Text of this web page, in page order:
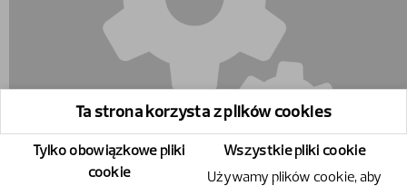
Ta strona korzysta z plików cookies
Tylko obowiązkowe pliki
cookie
Wszystkie pliki cookie
Używamy plików cookie, aby